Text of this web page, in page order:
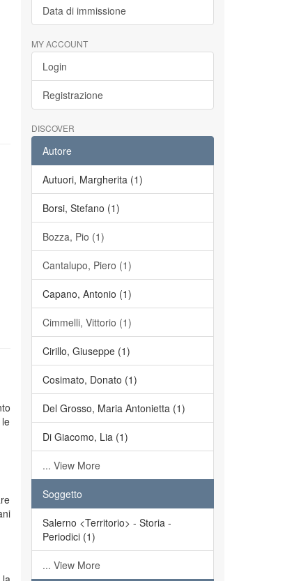
Data di immissione
MY ACCOUNT
Login
Registrazione
DISCOVER
Autore
Autuori, Margherita (1)
Borsi, Stefano (1)
Bozza, Pio (1)
Cantalupo, Piero (1)
Capano, Antonio (1)
Cimmelli, Vittorio (1)
Cirillo, Giuseppe (1)
Cosimato, Donato (1)
Del Grosso, Maria Antonietta (1)
Di Giacomo, Lia (1)
... View More
Soggetto
Salerno <Territorio> - Storia -
Periodici (1)
... View More